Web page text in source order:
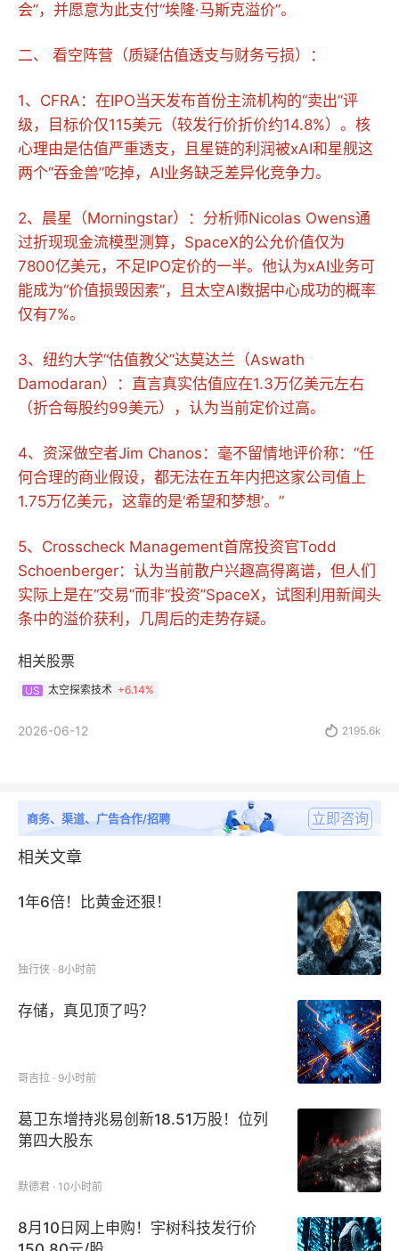
会”，并愿意为此支付“埃隆·马斯克溢价”。
二、 看空阵营（质疑估值透支与财务亏损）：
1、CFRA：在IPO当天发布首份主流机构的“卖出”评
级，目标价仅115美元（较发行价折价约14.8%）。核
心理由是估值严重透支，且星链的利润被xAI和星舰这
两个“吞金兽”吃掉，AI业务缺乏差异化竞争力。
2、晨星（Morningstar）：分析师Nicolas Owens通
过折现现金流模型测算，SpaceX的公允价值仅为
7800亿美元，不足IPO定价的一半。他认为xAI业务可
能成为“价值损毁因素”，且太空AI数据中心成功的概率
仅有7%。
3、纽约大学“估值教父”达莫达兰（Aswath
Damodaran）：直言真实估值应在1.3万亿美元左右
（折合每股约99美元），认为当前定价过高。
4、资深做空者Jim Chanos：毫不留情地评价称：“任
何合理的商业假设，都无法在五年内把这家公司值上
1.75万亿美元，这靠的是‘希望和梦想’。”
5、Crosscheck Management首席投资官Todd
Schoenberger：认为当前散户兴趣高得离谱，但人们
实际上是在“交易”而非“投资”SpaceX，试图利用新闻头
条中的溢价获利，几周后的走势存疑。
相关股票
US 太空探索技术 +6.14%
2026-06-12  2195.6k
商务、渠道、广告合作/招聘 立即咨询
相关文章
1年6倍！比黄金还狠！
独行侠 · 8小时前
存储，真见顶了吗？
哥吉拉 · 9小时前
葛卫东增持兆易创新18.51万股！位列
第四大股东
默德君 · 10小时前
8月10日网上申购！宇树科技发行价